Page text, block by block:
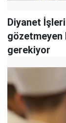
Diyanet
gözetmeyen
gerekiyor